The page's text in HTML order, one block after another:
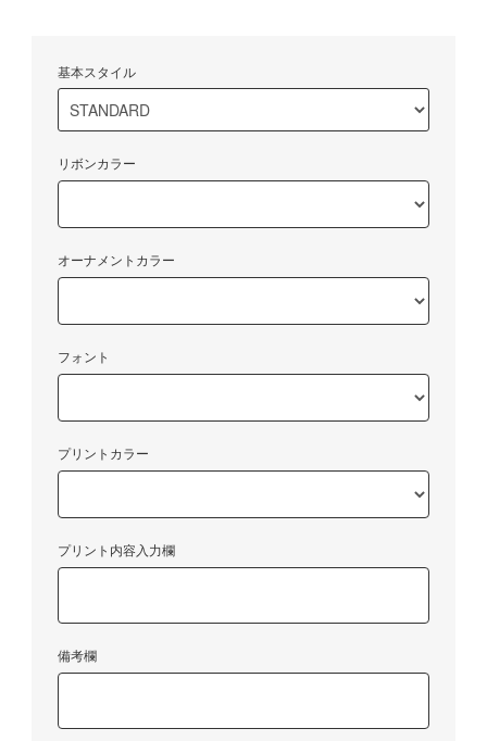
基本スタイル
リボンカラー
オーナメントカラー
フォント
プリントカラー
プリント内容入力欄
備考欄